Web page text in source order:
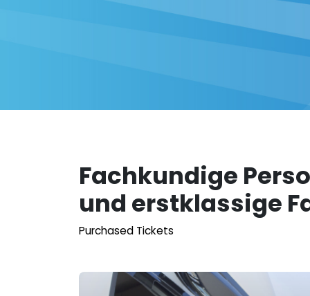
Fachkundige
und erstklassige
Purchased Tickets